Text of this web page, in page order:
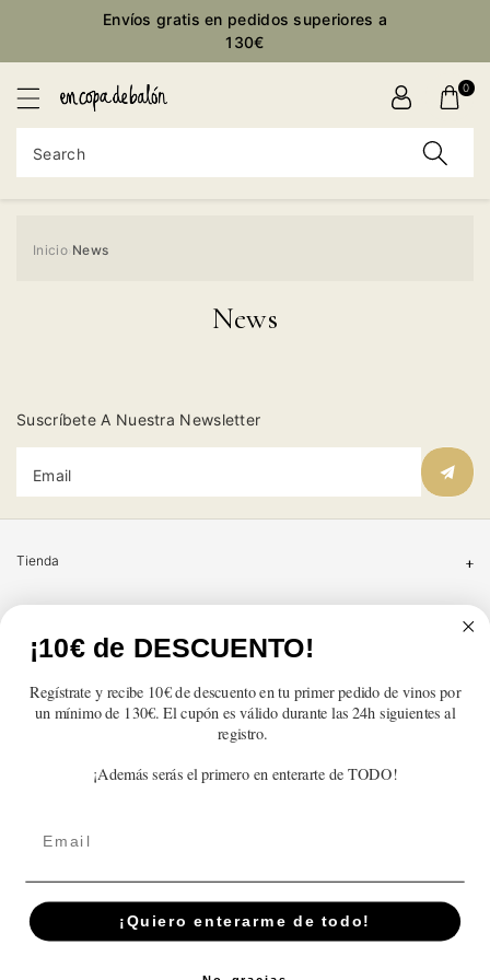
Envíos gratis en pedidos superiores a
130€
Search
0
Inicio› News
News
Suscríbete A Nuestra Newsletter
Email
Tienda
Información
© 2026,En Copa de Balón Powered by Shopify
Disfruta con responsabilidad · No se vende alcohol a menores de 18 años ·
¡10€ de DESCUENTO!
Regístrate y recibe 10€ de descuento en tu primer pedido de vinos por
un mínimo de 130€. El cupón es válido durante las 24h siguientes al
registro.
¡Además serás el primero en enterarte de TODO!
¡Quiero enterarme de todo!